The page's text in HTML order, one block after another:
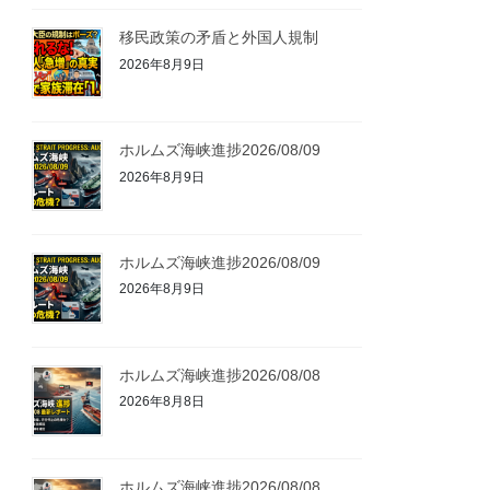
移民政策の矛盾と外国人規制
2026年8月9日
ホルムズ海峡進捗2026/08/09
2026年8月9日
ホルムズ海峡進捗2026/08/09
2026年8月9日
ホルムズ海峡進捗2026/08/08
2026年8月8日